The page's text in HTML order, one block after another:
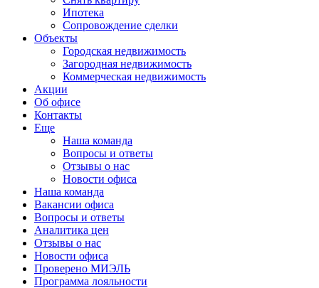
Ипотека
Сопровождение сделки
Объекты
Городская недвижимость
Загородная недвижимость
Коммерческая недвижимость
Акции
Об офисе
Контакты
Еще
Наша команда
Вопросы и ответы
Отзывы о нас
Новости офиса
Наша команда
Вакансии офиса
Вопросы и ответы
Аналитика цен
Отзывы о нас
Новости офиса
Проверено МИЭЛЬ
Программа лояльности